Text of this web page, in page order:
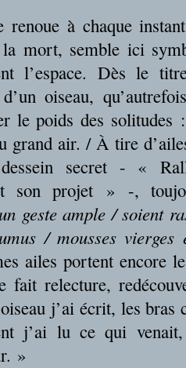
renoue à chaque
mort, semble ici
l’espace. Dès le
oiseau,
le poids des
grand air. / À tire
secret - «
son projet » -,
geste ample / soient
/ mousses
ailes portent encore
fait relecture,
j’ai écrit, les
j’ai lu ce qui
»